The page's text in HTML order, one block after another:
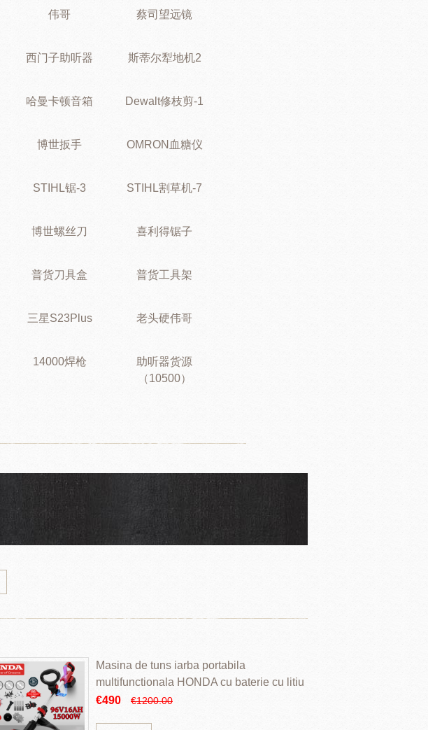
伟哥 蔡司望远镜
西门子助听器 斯蒂尔犁地机2
哈曼卡顿音箱 Dewalt修枝剪-1
博世扳手 OMRON血糖仪
STIHL锯-3 STIHL割草机-7
博世螺丝刀 喜利得锯子
普货刀具盒 普货工具架
三星S23Plus 老头硬伟哥
14000焊枪
助听器货源
（10500）
Masina de tuns iarba portabila
multifunctionala HONDA cu baterie cu litiu
€490
€1200.00